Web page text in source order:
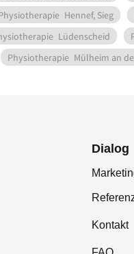
Hennef, Sieg
Lüdenscheid
Physiotherapie Mülheim an
Dialog
Kontakt